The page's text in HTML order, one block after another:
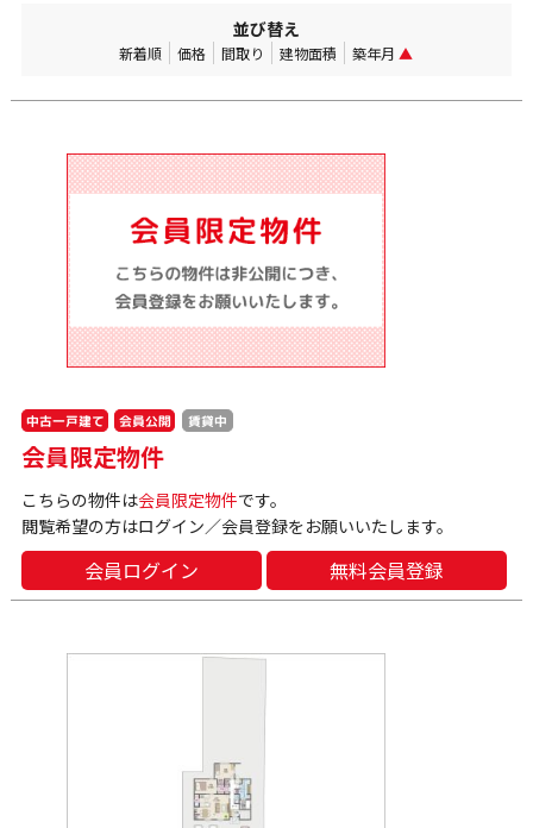
並び替え
新着順 価格 間取り 建物面積 築年月 ▲
中古一戸建て 会員公開 賃貸中
会員限定物件
こちらの物件は会員限定物件です。
閲覧希望の方はログイン／会員登録をお願いいたします。
会員ログイン 無料会員登録